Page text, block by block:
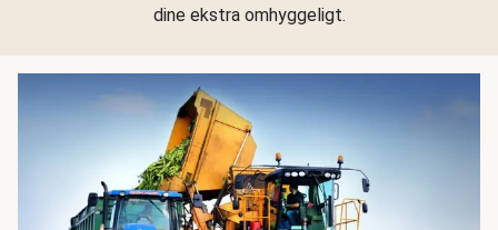
dine ekstra omhyggeligt.